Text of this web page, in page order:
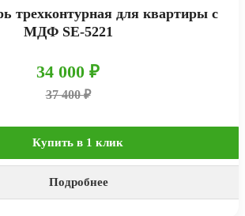
трехконтурная для квартиры с
МДФ SE-5221
34 000 ₽
37 400 ₽
Купить в 1 клик
Подробнее